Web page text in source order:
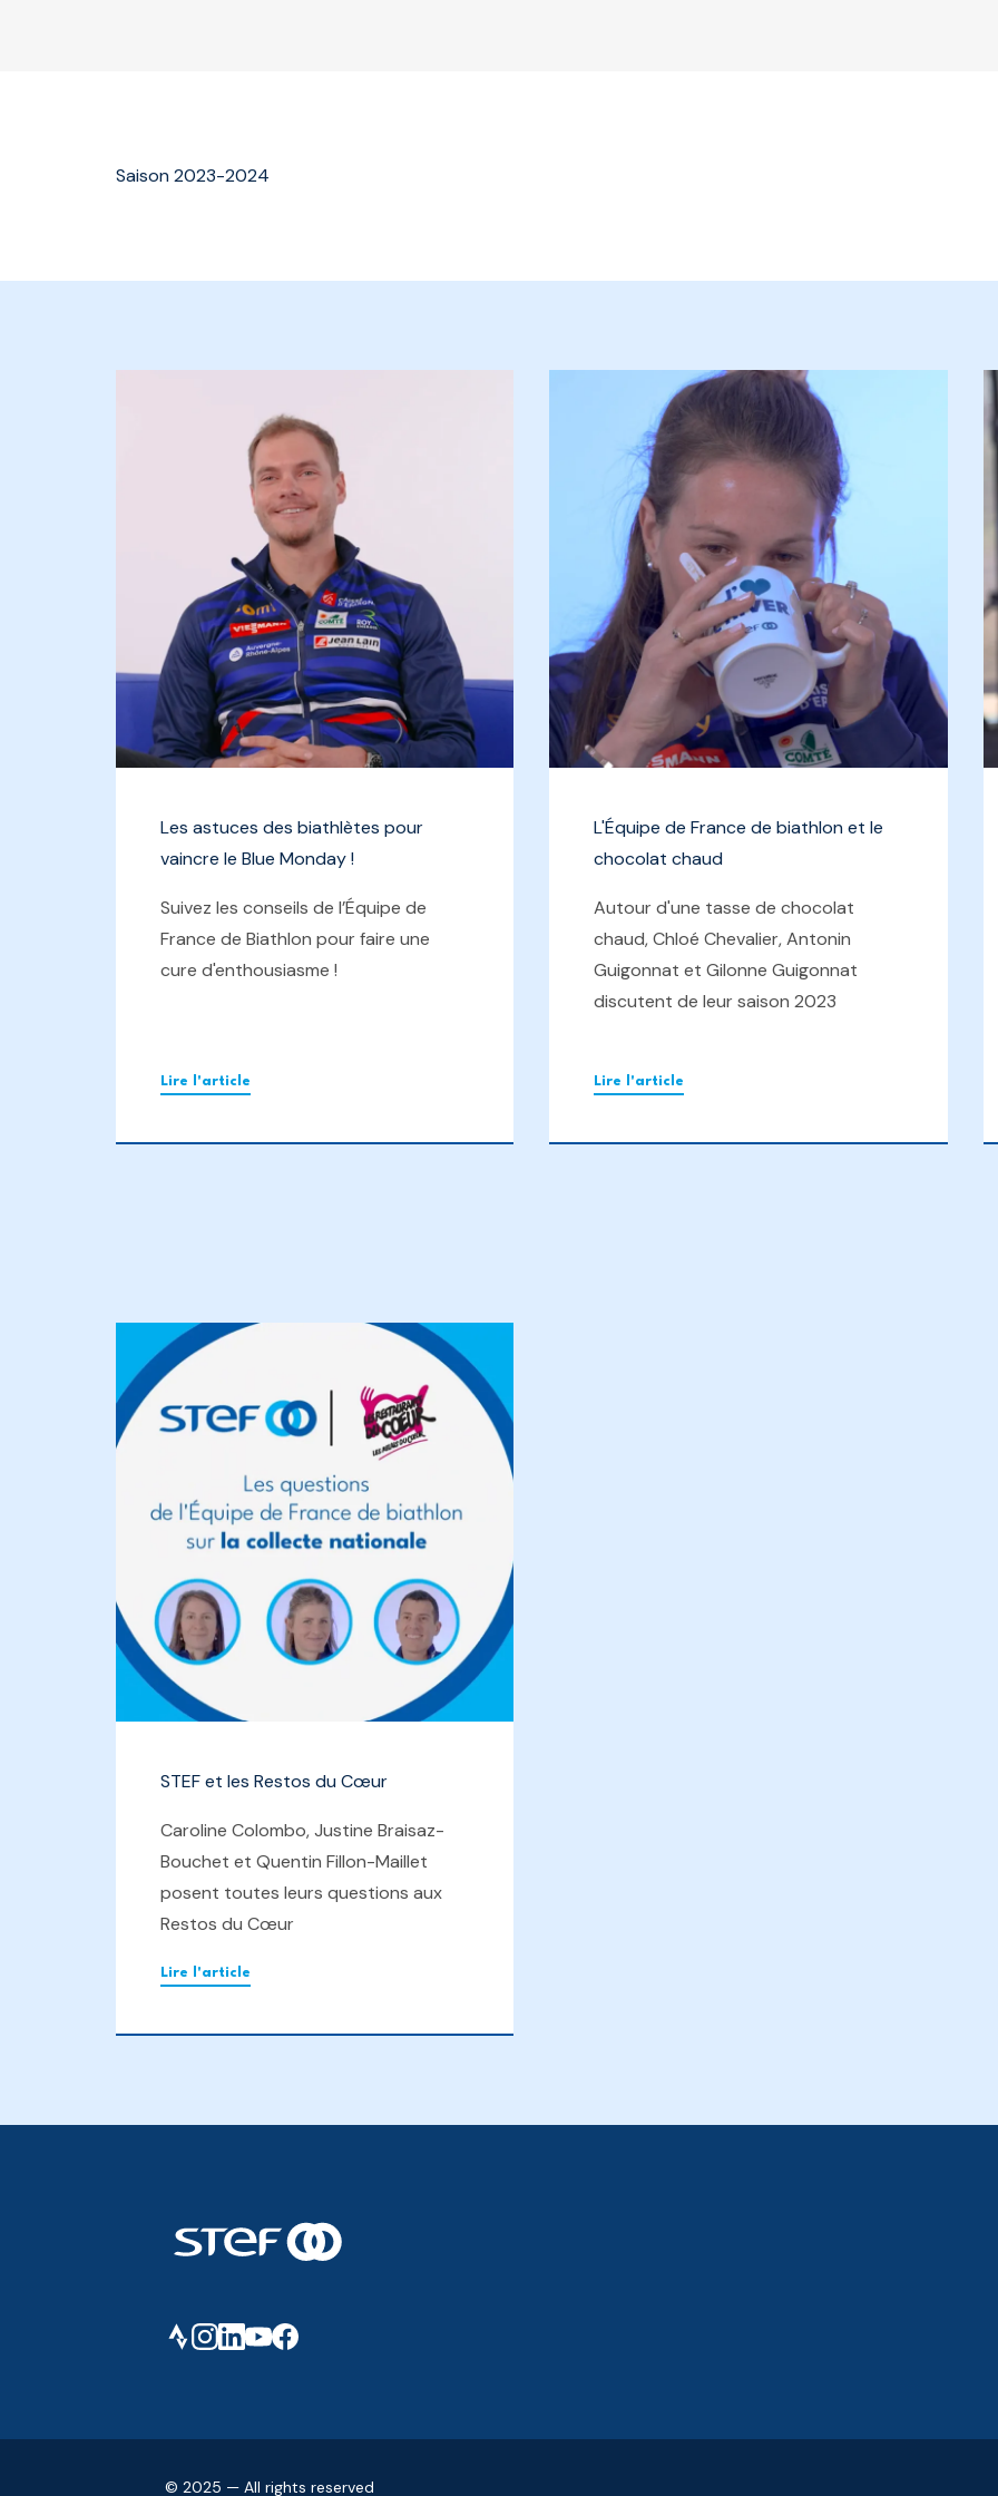
Saison 2023-2024
Les astuces des biathlètes pour
vaincre le Blue Monday !
Suivez les conseils de l’Équipe de
France de Biathlon pour faire une
cure d'enthousiasme !
Lire l'article
L'Équipe de France de biathlon et le
chocolat chaud
Autour d'une tasse de chocolat
chaud, Chloé Chevalier, Antonin
Guigonnat et Gilonne Guigonnat
discutent de leur saison 2023
Lire l'article
STEF et les Restos du Cœur
Caroline Colombo, Justine Braisaz-
Bouchet et Quentin Fillon-Maillet
posent toutes leurs questions aux
Restos du Cœur
Lire l'article
STEF - Return to the homepage
StravaInstagram
LinkedIn
Youtube
facebook
© 2025 — All rights reserved